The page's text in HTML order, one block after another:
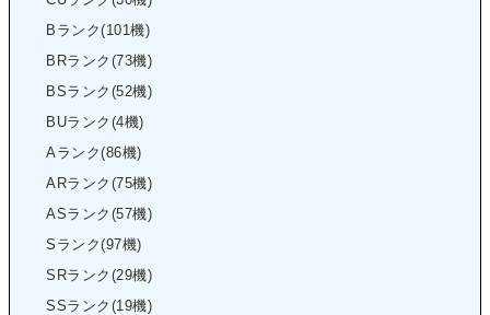
Bランク(101機)
BRランク(73機)
BSランク(52機)
BUランク(4機)
Aランク(86機)
ARランク(75機)
ASランク(57機)
Sランク(97機)
SRランク(29機)
SSランク(19機)